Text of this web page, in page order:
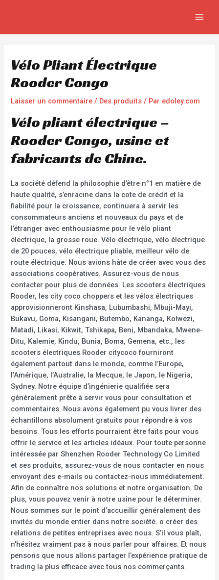
Vélo Pliant Électrique
Rooder Congo
Laisser un commentaire / Des produits / Par edoley.com
Vélo pliant électrique –
Rooder Congo, usine et
fabricants de Chine.
La société défend la philosophie d’être n°1 en matière de
haute qualité, s’enracine dans la cote de crédit et la
fiabilité pour la croissance, continuera à servir les
consommateurs anciens et nouveaux du pays et de
l’étranger avec enthousiasme pour le vélo pliant
électrique, la grosse roue. Vélo électrique, vélo électrique
de 20 pouces, vélo électrique pliable, meilleur vélo de
route électrique. Nous avions hâte de créer avec vous des
associations coopératives. Assurez-vous de nous
contacter pour plus de données. Les scooters électriques
Rooder, les city coco choppers et les vélos électriques
approvisionneront Kinshasa, Lubumbashi, Mbuji-Mayi,
Bukavu, Goma, Kisangani, Butembo, Kananga, Kolwezi,
Matadi, Likasi, Kikwit, Tshikapa, Beni, Mbandaka, Mwene-
Ditu, Kalemie, Kindu, Bunia, Boma, Gemena, etc., les
scooters électriques Rooder citycoco fourniront
également partout dans le monde, comme l’Europe,
l’Amérique, l’Australie, la Mecque, le Japon, le Nigeria,
Sydney. Notre équipe d’ingénierie qualifiée sera
généralement prête à servir vous pour consultation et
commentaires. Nous avons également pu vous livrer des
échantillons absolument gratuits pour répondre à vos
besoins. Tous les efforts pourraient être faits pour vous
offrir le service et les articles idéaux. Pour toute personne
intéressée par Shenzhen Rooder Technology Co Limited
et ses produits, assurez-vous de nous contacter en nous
envoyant des e-mails ou contactez-nous immédiatement.
Afin de connaître nos solutions et notre organisation. De
plus, vous pouvez venir à notre usine pour le déterminer.
Nous sommes sur le point d’accueillir généralement des
invités du monde entier dans notre société. o créer des
relations de petites entreprises avec nous. S’il vous plaît,
n’hésitez vraiment pas à nous parler pour affaires. Et nous
pensons que nous allons partager l’expérience pratique de
trading la plus efficace avec tous nos commerçants.